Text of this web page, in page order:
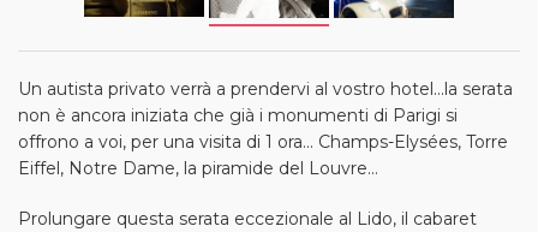
Un autista privato verrà a prendervi al vostro hotel...la serata
non è ancora iniziata che già i monumenti di Parigi si
offrono a voi, per una visita di 1 ora... Champs-Elysées, Torre
Eiffel, Notre Dame, la piramide del Louvre…
Prolungare questa serata eccezionale al Lido, il cabaret